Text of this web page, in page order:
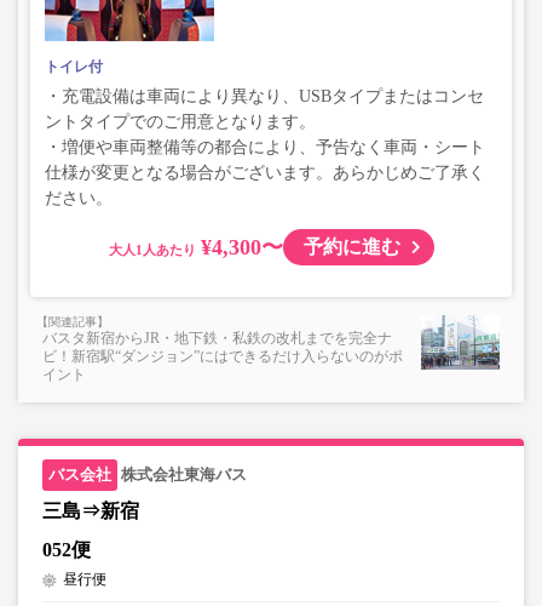
トイレ付
・充電設備は車両により異なり、USBタイプまたはコンセ
ントタイプでのご用意となります。
・増便や車両整備等の都合により、予告なく車両・シート
仕様が変更となる場合がございます。あらかじめご了承く
ださい。
大人 ¥4,300〜 予約に進む
バスタ新宿からJR・地下鉄・私鉄の改札までを完全ナ
ビ！新宿駅“ダンジョン”にはできるだけ入らないのがポ
イント
株式会社東海バス
三島⇒新宿
052便
昼行便